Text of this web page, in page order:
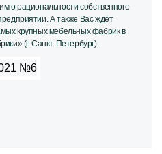
о рациональности собственного
А также Вас ждёт
крупных мебельных фабрик в
(г. Санкт-Петербург).